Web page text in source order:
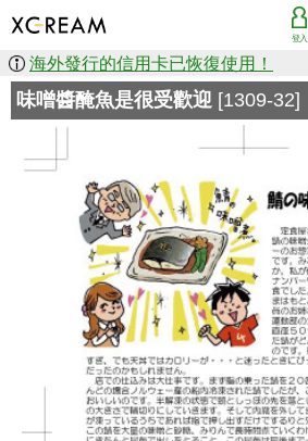
登入
海外發行的信用卡已恢復使用！
味噌醬醃魚是很受歡迎 [1309-32]